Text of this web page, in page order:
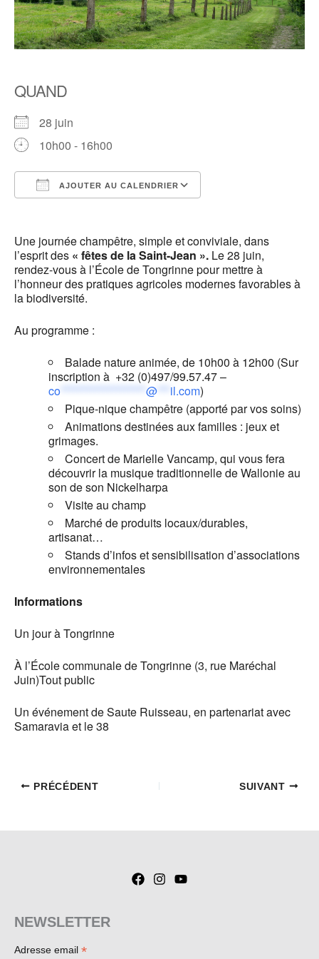
QUAND
28 juin
10h00 - 16h00
AJOUTER AU CALENDRIER
Une journée champêtre, simple et conviviale, dans
l’esprit des « fêtes de la Saint-Jean ». Le 28 juin,
rendez-vous à l’École de Tongrinne pour mettre à
l’honneur des pratiques agricoles modernes favorables à
la biodiversité.
Au programme :
Balade nature animée, de 10h00 à 12h00 (Sur
inscription à +32 (0)497/99.57.47 –
co******************** @*** il.com)
Pique-nique champêtre (apporté par vos soins)
Animations destinées aux familles : jeux et
grimages.
Concert de Marielle Vancamp, qui vous fera
découvrir la musique traditionnelle de Wallonie au
son de son Nickelharpa
Visite au champ
Marché de produits locaux/durables,
artisanat…
Stands d’infos et sensibilisation d’associations
environnementales
Informations
Un jour à Tongrinne
À l’École communale de Tongrinne (3, rue Maréchal
Juin)Tout public
Un événement de Saute Ruisseau, en partenariat avec
Samaravia et le 38
PRÉCÉDENT SUIVANT
NEWSLETTER
Adresse email *